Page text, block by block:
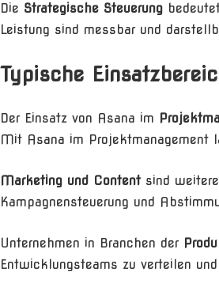
Die Strategische Steuerung
Leistung sind messbar und
Typische
Der Einsatz von Asana im
Mit Asana im Projektmanagement
Marketing und Content sind
Kampagnensteuerung und
Unternehmen in Branchen der
Entwicklungsteams zu verteilen